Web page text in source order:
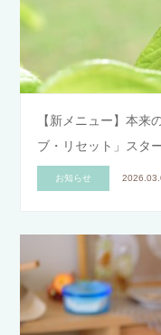
【新メニュー】本来
ブ・リセット」スタ
お知らせ